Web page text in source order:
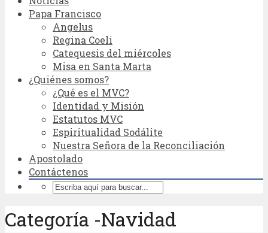
Papa Francisco
Angelus
Regina Coeli
Catequesis del miércoles
Misa en Santa Marta
¿Quiénes somos?
¿Qué es el MVC?
Identidad y Misión
Estatutos MVC
Espiritualidad Sodálite
Nuestra Señora de la Reconciliación
Apostolado
Contáctenos
Categoría -Navidad